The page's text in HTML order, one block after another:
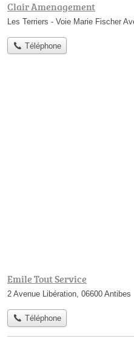
Clair Amenagement
Les Terriers - Voie Marie Fischer
Téléphone
Emile Tout Service
2 Avenue Libération, 06600 Antibes
Téléphone